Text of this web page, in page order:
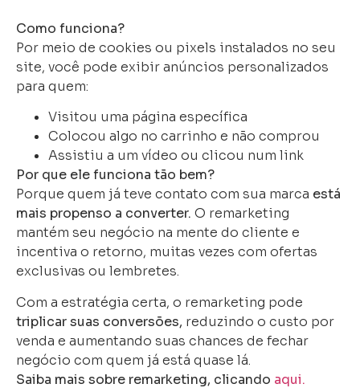
Como funciona?
Por meio de cookies ou pixels instalados no seu
site, você pode exibir anúncios personalizados
para quem:
Visitou uma página específica
Colocou algo no carrinho e não comprou
Assistiu a um vídeo ou clicou num link
Por que ele funciona tão bem?
Porque quem já teve contato com sua marca está
mais propenso a converter. O remarketing
mantém seu negócio na mente do cliente e
incentiva o retorno, muitas vezes com ofertas
exclusivas ou lembretes.
Com a estratégia certa, o remarketing pode
triplicar suas conversões, reduzindo o custo por
venda e aumentando suas chances de fechar
negócio com quem já está quase lá.
Saiba mais sobre remarketing, clicando aqui.